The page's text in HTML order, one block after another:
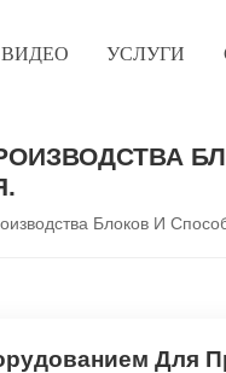
ВИДЕО УСЛУГИ
Блоков И
Для